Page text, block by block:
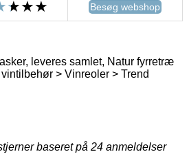
Besøg webshop
leveres samlet, Natur fyrretræ
> Vinreoler > Trend
baseret på 24 anmeldelser